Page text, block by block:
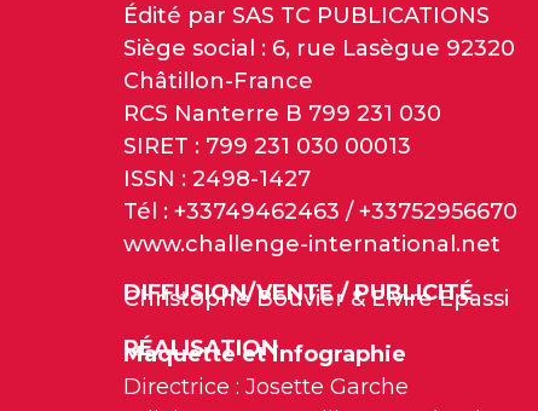
Édité par SAS TC PUBLICATIONS
Siège social : 6, rue Lasègue 92320
Châtillon-France
RCS Nanterre B 799 231 030
SIRET : 799 231 030 00013
ISSN : 2498-1427
Tél : +33749462463 / +33752956670
www.challenge-international.net
DIFFUSION/VENTE / PUBLICITÉ
Christophe Bouvier & Elvire Epassi
RÉALISATION
Maquette et infographie
Directrice : Josette Garche